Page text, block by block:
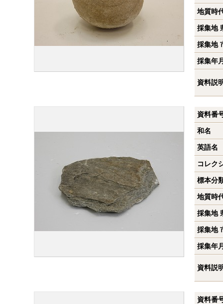
地質時
採集地
採集地
採集年
資料説
資料番
和名
英語名
コレク
標本分
地質時
採集地
採集地
採集年
資料説
資料番